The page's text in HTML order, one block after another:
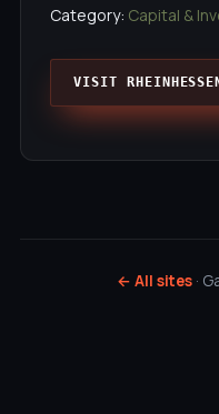
Category: Capital &
VISIT
← All sites ·